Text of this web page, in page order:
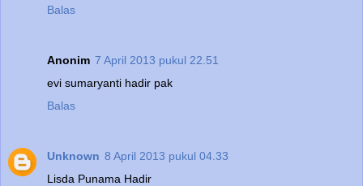
Balas
Anonim 7 April 2013 pukul 22.51
evi sumaryanti hadir pak
Balas
Unknown 8 April 2013 pukul 04.33
Lisda Punama Hadir